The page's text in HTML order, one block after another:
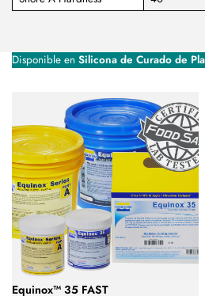
Disponible en Silicona de Curado de
Equinox™ 35 FAST